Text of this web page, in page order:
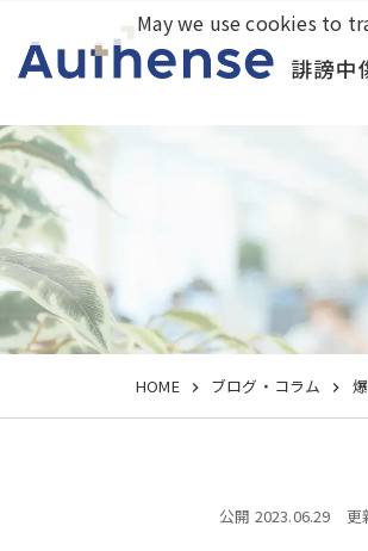
誹謗中
HOME ブログ・コラム
公開 2023.06.29 更
May we use cookies to